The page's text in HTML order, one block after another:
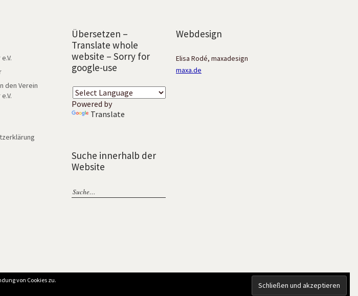
den Verein
Übersetzen –
Translate whole
website – Sorry for
google-use
Powered by
Translate
Suche innerhalb der
Website
Webdesign
Elisa Rodé, maxadesign
maxa.de
von Cookies zu.